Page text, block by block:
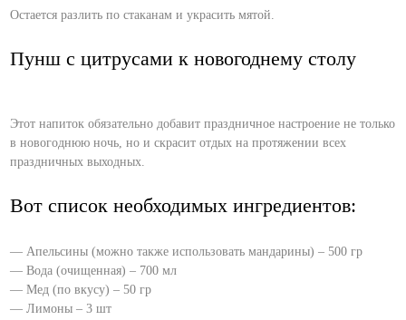
Остается разлить по стаканам и украсить мятой.
Пунш с цитрусами к новогоднему столу
Этот напиток обязательно добавит праздничное настроение не только
в новогоднюю ночь, но и скрасит отдых на протяжении всех
праздничных выходных.
Вот список необходимых ингредиентов:
— Апельсины (можно также использовать мандарины) – 500 гр
— Вода (очищенная) – 700 мл
— Мед (по вкусу) – 50 гр
— Лимоны – 3 шт